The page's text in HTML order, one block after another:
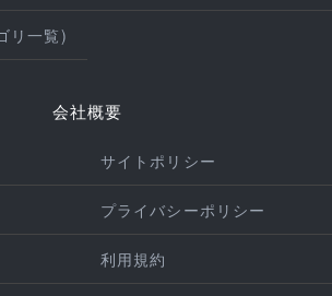
リ一覧)
会社概要
サイトポリシー
プライバシーポリシー
利用規約